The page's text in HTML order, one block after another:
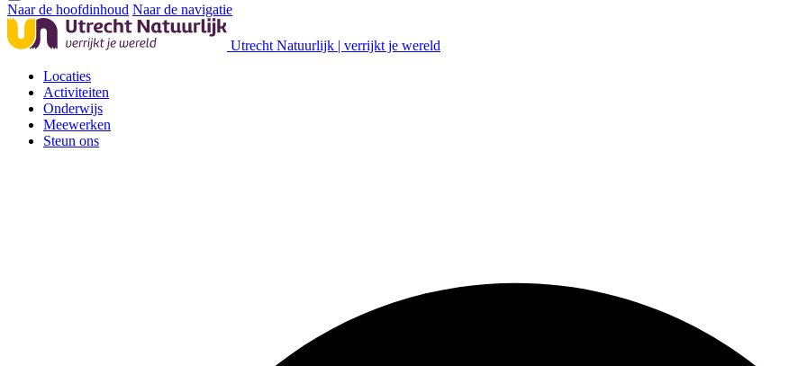
Naar de hoofdinhoud Naar de navigatie
Utrecht Natuurlijk | verrijkt je wereld
Locaties
Activiteiten
Onderwijs
Meewerken
Steun ons